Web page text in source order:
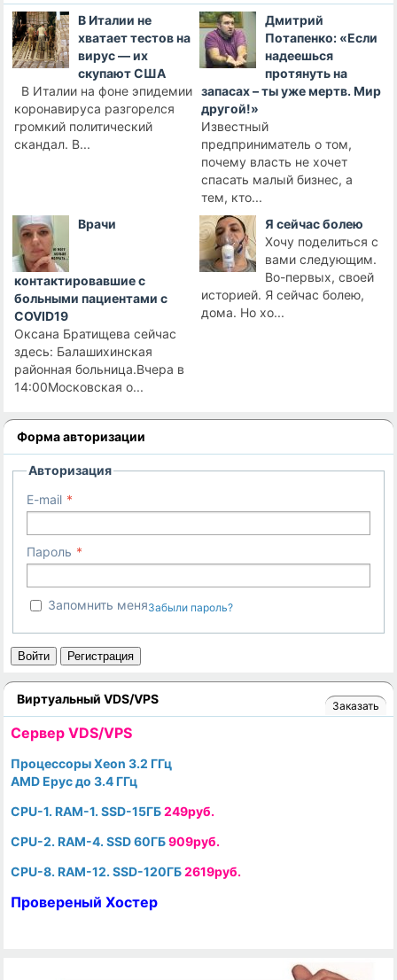
В Италии не
хватает тестов на
вирус — их
скупают США
В Италии на фоне эпидемии
коронавируса разгорелся
громкий политический
скандал. В...
Дмитрий
Потапенко: «Если
надеешься
протянуть на
запасах – ты уже мертв. Мир
другой!»
Известный
предприниматель о том,
почему власть не хочет
спасать малый бизнес, а
тем, кто...
Врачи
контактировавшие с
больными пациентами с
COVID19
Оксана Братищева сейчас
здесь: Балашихинская
районная больница.Вчера в
14:00Московская о...
Я сейчас болею
Хочу поделиться с
вами следующим.
Во-первых, своей
историей. Я сейчас болею,
дома. Но хо...
Форма авторизации
Авторизация
E-mail
Пароль
Запомнить меняЗабыли пароль?
Войти Регистрация
Виртуальный VDS/VPS Заказать
Cервер VDS/VPS
Процессоры Xeon 3.2 ГГц
AMD Epyc до 3.4 ГГц
CPU-1. RAM-1. SSD-15ГБ249руб.
CPU-2. RAM-4. SSD 60ГБ909руб.
CPU-8. RAM-12. SSD-120ГБ2619руб.
Провереный Хостер